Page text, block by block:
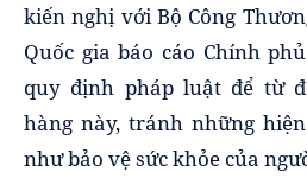
kiến nghị với Bộ Công
Quốc gia báo cáo Chính
quy định pháp luật để từ
hàng này, tránh những
như bảo vệ sức khỏe của